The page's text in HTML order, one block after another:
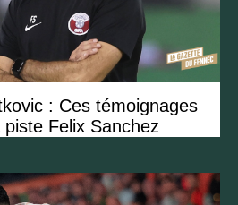
: Ces témoignages
Felix Sanchez